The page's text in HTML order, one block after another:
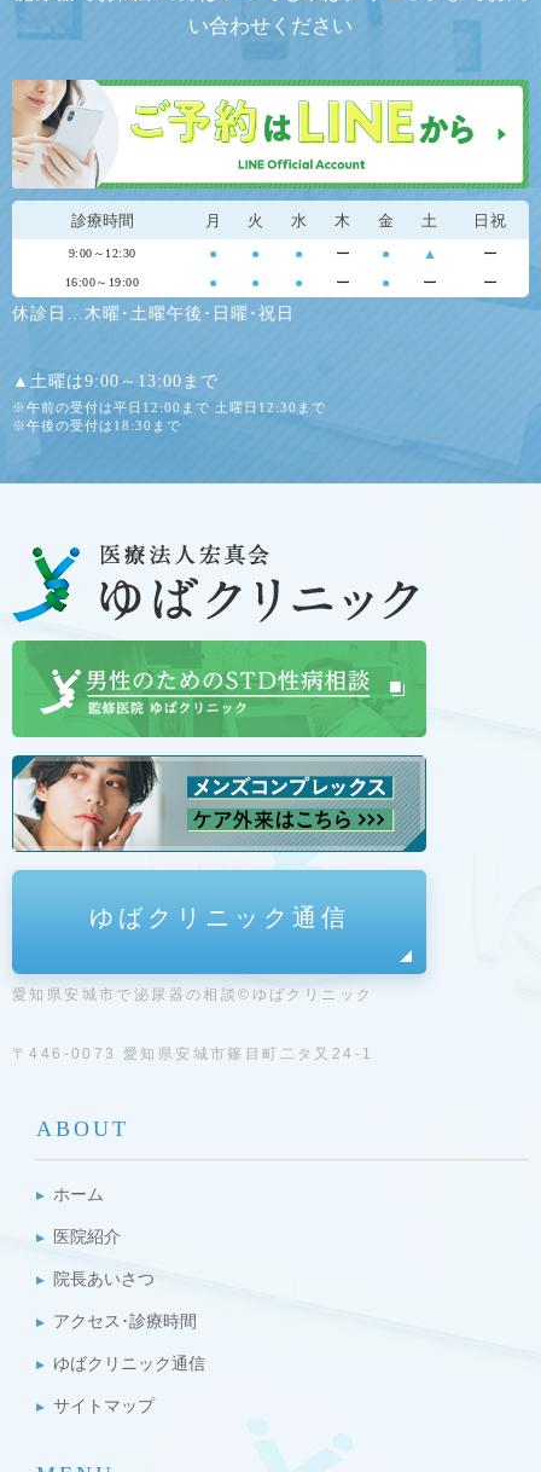
い合わせください
診療時間 月 火 水 木 金 土 日祝
9:00～12:30 ● ● ● ー ● ▲ ー
16:00～19:00 ● ● ● ー ● ー ー
休診日…木曜･土曜午後･日曜･祝日
▲土曜は9:00～13:00まで
※午前の受付は平日12:00まで 土曜日12:30まで
※午後の受付は18:30まで
ゆばクリニック通信
愛知県安城市で泌尿器の相談©ゆばクリニック
〒446-0073 愛知県安城市篠目町二タ又24-1
ABOUT
ホーム
医院紹介
院長あいさつ
アクセス･診療時間
ゆばクリニック通信
サイトマップ